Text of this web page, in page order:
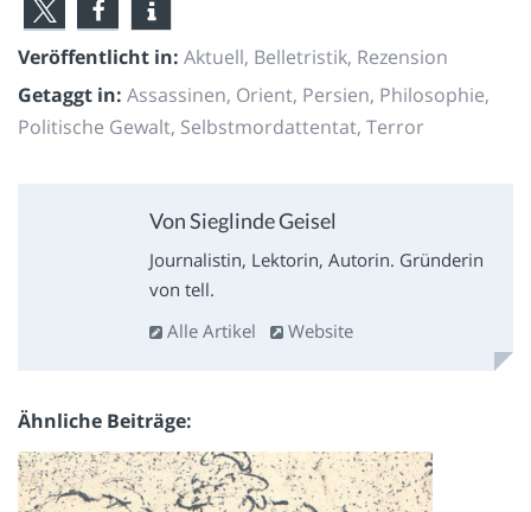
Veröffentlicht in: Aktuell, Belletristik, Rezension
Getaggt in: Assassinen, Orient, Persien, Philosophie,
Politische Gewalt, Selbstmordattentat, Terror
Von Sieglinde Geisel
Journalistin, Lektorin, Autorin. Gründerin
von tell.
Alle Artikel
Website
Ähnliche Beiträge